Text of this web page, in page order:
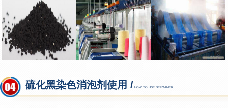
硫化黑染色消泡剂使用 / HOW TO USE DEFOAMER